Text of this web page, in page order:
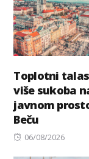
Toplotni
više sukoba
javnom
Beču
Posted
06/08/2026